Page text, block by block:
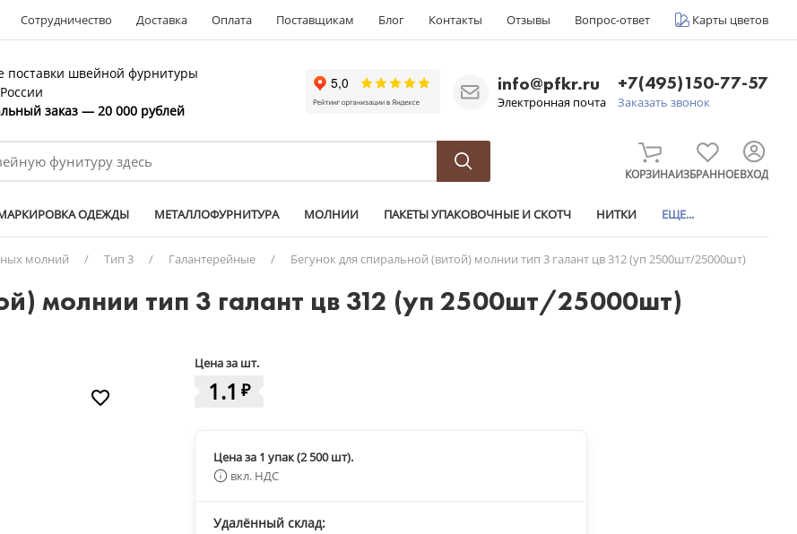
Сотрудничество Доставка Оплата Поставщикам Блог Контакты Отзывы Вопрос-ответ Карты цветов
поставки швейной фурнитуры
заказ — 20 000 рублей
info@pfkr.ru
Электронная почта
+7(495)150-77-57
Заказать звонок
КОРЗИНАИЗБРАННОЕВХОД
ОДЕЖДЫ МЕТАЛЛОФУРНИТУРА МОЛНИИ ПАКЕТЫ УПАКОВОЧНЫЕ И СКОТЧ НИТКИ ЕЩЕ...
молний / Тип 3 / Галантерейные / Бегунок для спиральной (витой) молнии тип 3 галант цв 312 (уп 2500шт/25000шт)
молнии тип 3 галант цв 312 (уп 2500шт/25000шт)
Цена за шт.
1.1 ₽
Цена за 1 упак (2 500 шт).
вкл. НДС
Удалённый склад: